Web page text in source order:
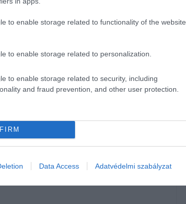
to enable storage related to functionality of the website
to enable storage related to personalization.
to enable storage related to security, including
and fraud prevention, and other user protection.
Data Access Adatvédelmi szabályzat